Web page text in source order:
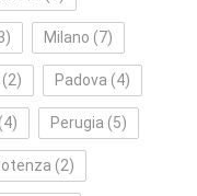
Milano (7)
(2) Padova (4)
(4) Perugia (5)
(2)